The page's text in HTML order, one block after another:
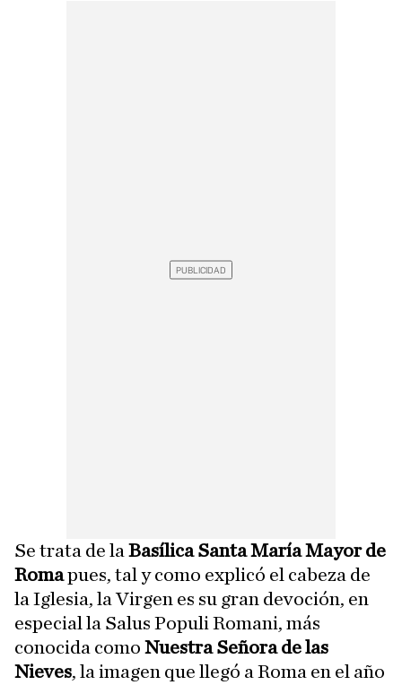
Se trata de la Basílica Santa María Mayor de
Romapues, tal y como explicó el cabeza de
la Iglesia, la Virgen es su gran devoción, en
especial la Salus Populi Romani, más
conocida como Nuestra Señora de las
Nieves, la imagen que llegó a Roma en el año